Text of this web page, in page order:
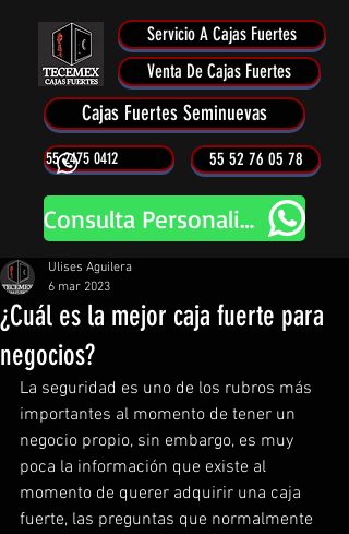
55 52 76 05 78
55 2475 0412
Servicio A Cajas Fuertes
Venta De Cajas Fuertes
Consulta Personalizada
Cajas Fuertes Seminuevas
¿Cuál es la mejor caja fuerte para
negocios?
Ulises Aguilera
6 mar 2023
La seguridad es uno de los rubros más
importantes al momento de tener un
negocio propio, sin embargo, es muy
poca la información que existe al
momento de querer adquirir una caja
fuerte, las preguntas que normalmente